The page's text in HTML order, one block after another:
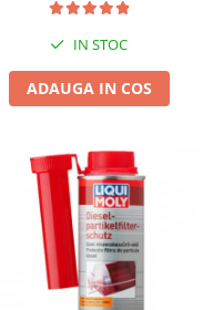
IN STOC
ADAUGA IN COS